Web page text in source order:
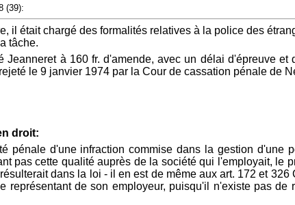
(39):
il était chargé des formalités relatives à la police des
tâche.
à 160 fr. d'amende, avec un délai d'épreuve et
le 9 janvier 1974 par la Cour de cassation pénale de
droit:
d'une infraction commise dans la gestion d'une
pas cette qualité auprès de la société qui l'employait, le
dans la loi - il en est de même aux art. 172 et 326
de son employeur, puisqu'il n'existe pas de